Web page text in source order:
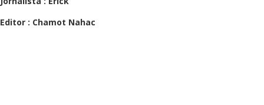
Editor : Chamot Nahac